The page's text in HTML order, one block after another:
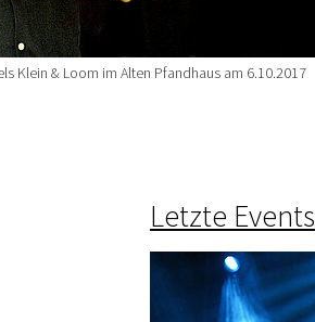
Klein & Loom im Alten Pfandhaus am 6.10.2017
Letzte Events